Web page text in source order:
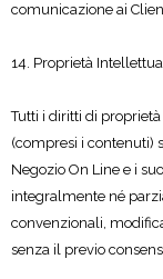
comunicazione ai
14. Proprietà
Tutti i diritti di
(compresi i contenuti)
Negozio On Line e i
integralmente né
convenzionali,
senza il previo